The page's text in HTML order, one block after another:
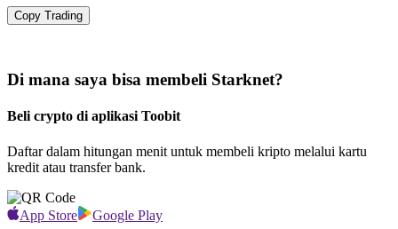
Copy Trading
Di mana saya bisa membeli Starknet?
Beli crypto di aplikasi Toobit
Daftar dalam hitungan menit untuk membeli kripto melalui kartu
kredit atau transfer bank.
App Store Google Play